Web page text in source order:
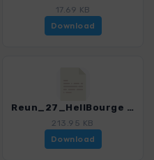
17.69 KB
Download
Reun_27_HellBourge ForetBelouve-PitonNeiges.gpx
213.95 KB
Download